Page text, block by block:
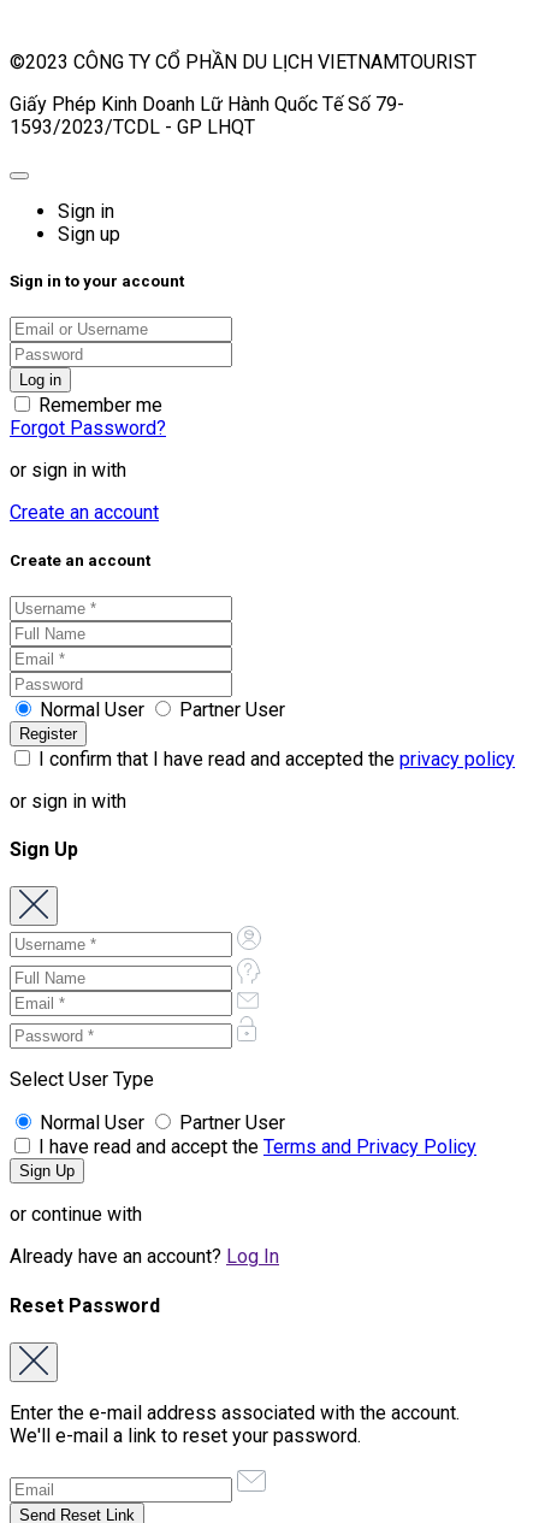
©2023 CÔNG TY CỔ PHẦN DU LỊCH VIETNAMTOURIST
Giấy Phép Kinh Doanh Lữ Hành Quốc Tế Số 79-
1593/2023/TCDL - GP LHQT
Sign in
Sign up
Sign in to your account
Remember me
Forgot Password?
or sign in with
Create an account
Create an account
Normal User Partner User
I confirm that I have read and accepted the privacy policy
or sign in with
Sign Up
Select User Type
Normal User
Partner User
I have read and accept the Terms and Privacy Policy
or continue with
Already have an account? Log In
Reset Password
Enter the e-mail address associated with the account.
We'll e-mail a link to reset your password.